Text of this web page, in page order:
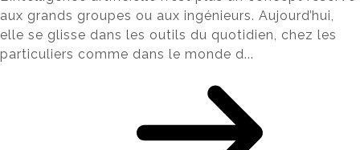
aux grands groupes ou aux ingénieurs. Aujourd’hui,
elle se glisse dans les outils du quotidien, chez les
particuliers comme dans le monde d...